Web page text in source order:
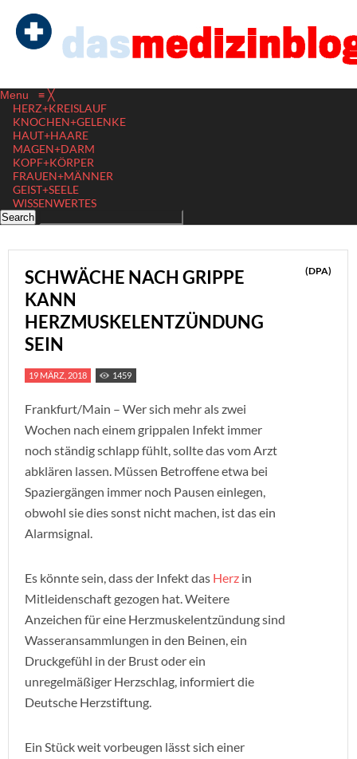
Menu ≡ ╳
HERZ+KREISLAUF
KNOCHEN+GELENKE
HAUT+HAARE
MAGEN+DARM
KOPF+KÖRPER
FRAUEN+MÄNNER
GEIST+SEELE
WISSENWERTES
SCHWÄCHE NACH GRIPPE
KANN
HERZMUSKELENTZÜNDUNG
SEIN
(DPA)
19 MÄRZ, 2018 1459
Frankfurt/Main – Wer sich mehr als zwei
Wochen nach einem grippalen Infekt immer
noch ständig schlapp fühlt, sollte das vom Arzt
abklären lassen. Müssen Betroffene etwa bei
Spaziergängen immer noch Pausen einlegen,
obwohl sie dies sonst nicht machen, ist das ein
Alarmsignal.
Es könnte sein, dass der Infekt das Herz in
Mitleidenschaft gezogen hat. Weitere
Anzeichen für eine Herzmuskelentzündung sind
Wasseransammlungen in den Beinen, ein
Druckgefühl in der Brust oder ein
unregelmäßiger Herzschlag, informiert die
Deutsche Herzstiftung.
Ein Stück weit vorbeugen lässt sich einer